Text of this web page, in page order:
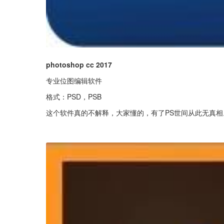
photoshop cc 2017
专业位图编辑软件
格式：PSD，PSB
这个软件真的不解释，大家懂的，有了PS世间从此无真